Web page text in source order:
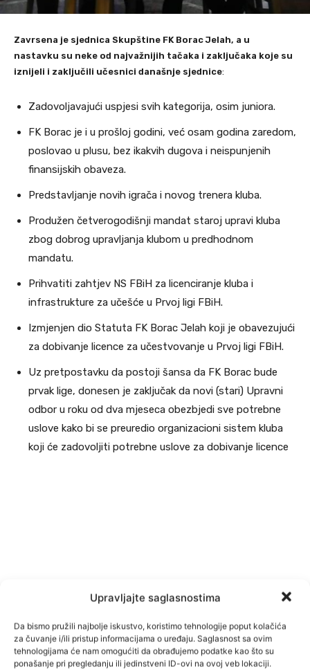
Upravljajte saglasnostima
Da bismo pružili najbolje iskustvo, koristimo tehnologije poput kolačića
za čuvanje i/ili pristup informacijama o uređaju. Saglasnost sa ovim
tehnologijama će nam omogućiti da obrađujemo podatke kao što su
ponašanje pri pregledanju ili jedinstveni ID-ovi na ovoj veb lokaciji.
Zavrsena je sjednica Skupštine FK Borac Jelah, a u
nastavku su neke od najvažnijih tačaka i zaključaka koje su
iznijeli i zaključili učesnici današnje sjednice:
Zadovoljavajući uspjesi svih kategorija, osim juniora.
FK Borac je i u prošloj godini, već osam godina zaredom,
poslovao u plusu, bez ikakvih dugova i neispunjenih
finansijskih obaveza.
Predstavljanje novih igrača i novog trenera kluba.
Produžen četverogodišnji mandat staroj upravi kluba
zbog dobrog upravljanja klubom u predhodnom
mandatu.
Prihvatiti zahtjev NS FBiH za licenciranje kluba i
infrastrukture za učešće u Prvoj ligi FBiH.
Izmjenjen dio Statuta FK Borac Jelah koji je obavezujući
za dobivanje licence za učestvovanje u Prvoj ligi FBiH.
Uz pretpostavku da postoji šansa da FK Borac bude
prvak lige, donesen je zaključak da novi (stari) Upravni
odbor u roku od dva mjeseca obezbjedi sve potrebne
uslove kako bi se preuredio organizacioni sistem kluba
koji će zadovoljiti potrebne uslove za dobivanje licence